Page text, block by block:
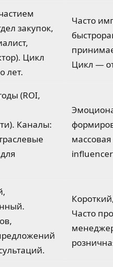
закупок,
Цикл
лет.
Часто
Цикл —
(ROI,
Каналы:
Часто